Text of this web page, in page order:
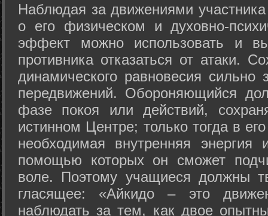
Hаблюдая за движениями
о его физическом и духовно-
эффект можно использовать и
противника отказаться от атаки.
динамического равновесия сильно
передвижений. Обороняющийся
фазе покоя или действий,
истинном Центре; только тогда в
необходимая внутренняя
помощью которых он сможет
воле. Поэтому учащиеся должны
гласящее: «Айкидо – это
наблюдать за тем, как двое